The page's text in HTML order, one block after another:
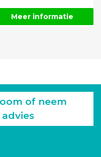
Meer informatie
of neem